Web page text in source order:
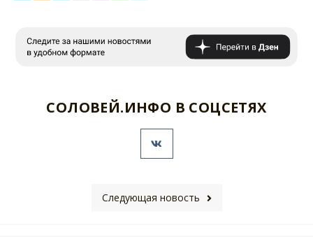
СОЛОВЕЙ.ИНФО В СОЦСЕТЯХ
Следующая новость